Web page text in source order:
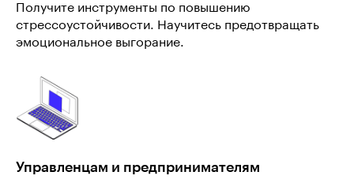
Получите инструменты по повышению
стрессоустойчивости. Научитесь предотвращать
эмоциональное выгорание.
Управленцам и предпринимателям